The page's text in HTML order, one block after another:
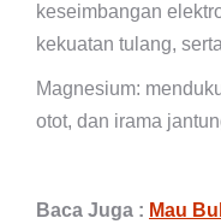
keseimbangan
kekuatan tulang,
Magnesium:
otot, dan irama
Baca Juga : Mau